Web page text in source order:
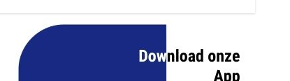
zielman